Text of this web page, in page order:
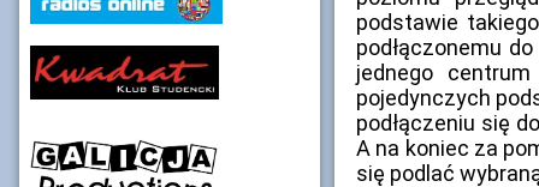
podstawie
podłączonemu
jednego
pojedynczych
podłączeniu się
A na koniec za
się podlać